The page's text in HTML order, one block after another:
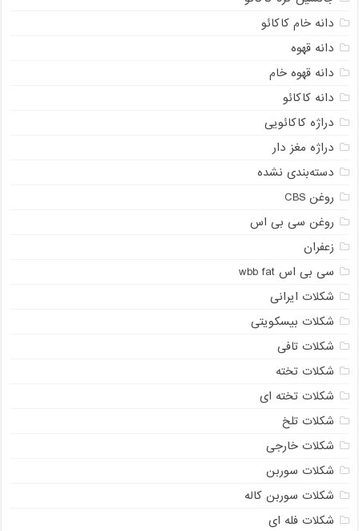
دانه خام کاکائو
دانه قهوه
دانه قهوه خام
دانه کاکائو
دراژه کاکائویی
دراژه مغز دار
دسته‌بندی نشده
روغن CBS
روغن سی بی اس
زعفران
سی بی اس wbb fat
شکلات ایرانی
شکلات بیسکویتی
شکلات تافی
شکلات تخته
شکلات تخته ای
شکلات تلخ
شکلات خارجی
شکلات سوربن
شکلات سوربن کاله
شکلات فله ای